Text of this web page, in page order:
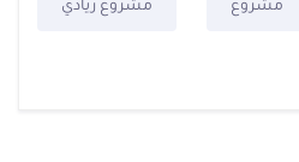
مشروع مشروع ريادي